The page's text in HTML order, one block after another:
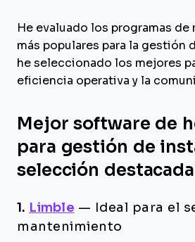
He evaluado los programas de
más populares para la gestión
he seleccionado los mejores
eficiencia operativa y la
Mejor software de
para gestión de
selección destacada
1. Limble —
Ideal para el
mantenimiento